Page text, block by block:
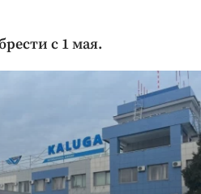
ЖКХ
с 1 мая.